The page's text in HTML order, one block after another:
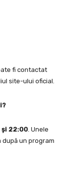
fi contactat
site-ului oficial.
și 22:00. Unele
un program